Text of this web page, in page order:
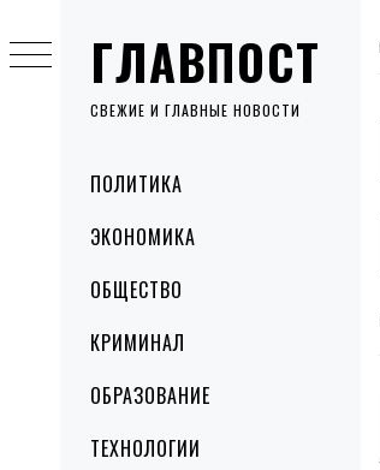
ГЛАВПОСТ
СВЕЖИЕ И ГЛАВНЫЕ НОВОСТИ
MenuПОЛИТИКА
ЭКОНОМИКА
ОБЩЕСТВО
КРИМИНАЛ
ОБРАЗОВАНИЕ
ТЕХНОЛОГИИ
to
content